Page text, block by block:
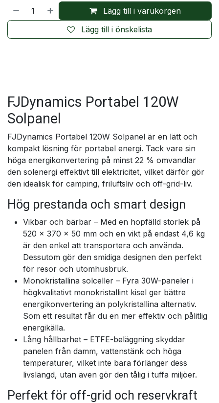
Lägg till i varukorgen
Lägg till i önskelista
FJDynamics Portabel 120W
Solpanel
FJDynamics Portabel 120W Solpanel är en lätt och
kompakt lösning för portabel energi. Tack vare sin
höga energikonvertering på minst 22 % omvandlar
den solenergi effektivt till elektricitet, vilket därför gör
den idealisk för camping, friluftsliv och off-grid-liv.
Hög prestanda och smart design
Vikbar och bärbar – Med en hopfälld storlek på
520 × 370 × 50 mm och en vikt på endast 4,6 kg
är den enkel att transportera och använda.
Dessutom gör den smidiga designen den perfekt
för resor och utomhusbruk.
Monokristallina solceller – Fyra 30W-paneler i
högkvalitativt monokristallint kisel ger bättre
energikonvertering än polykristallina alternativ.
Som ett resultat får du en mer effektiv och pålitlig
energikälla.
Lång hållbarhet – ETFE-beläggning skyddar
panelen från damm, vattenstänk och höga
temperaturer, vilket inte bara förlänger dess
livslängd, utan även gör den tålig i tuffa miljöer.
Perfekt för off-grid och reservkraft